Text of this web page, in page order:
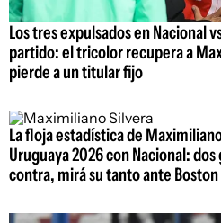
Los tres expulsados en Nacional
partido: el tricolor recupera a
pierde a un titular fijo
La floja estadística de
Uruguaya 2026 con Nacional:
contra, mirá su tanto ante Boston